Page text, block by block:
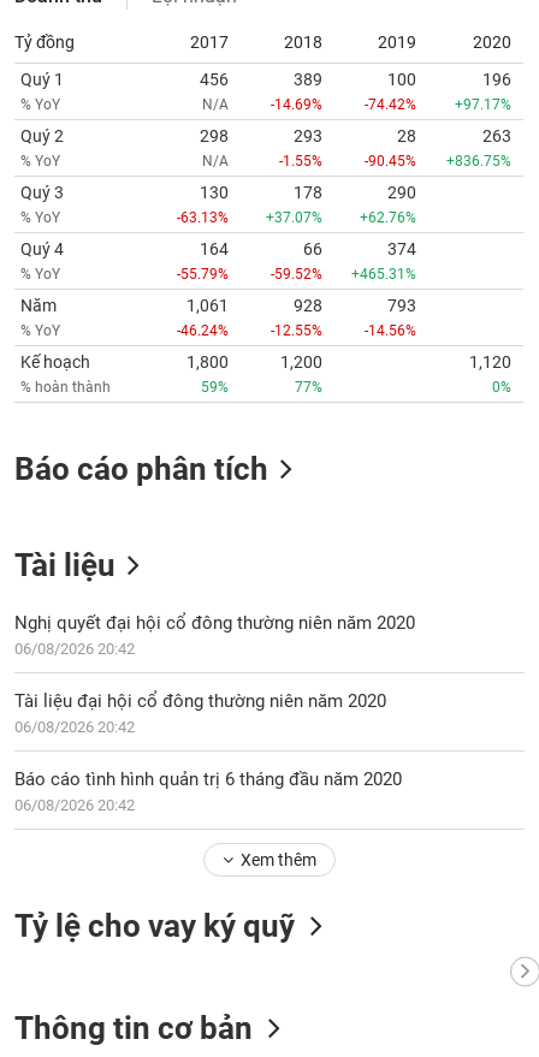
Tỷ đồng 2017 2018 2019
2020
Quý 1
% YoY
456
N/A
389
-14.69%
100
-74.42%
196
+97.17%
Quý 2
% YoY
298
N/A
293
-1.55%
28
-90.45%
263
+836.75%
Quý 3
% YoY
130
-63.13%
178
+37.07%
290
+62.76%
Quý 4
% YoY
164
-55.79%
66
-59.52%
374
+465.31%
Năm
% YoY
1,061
-46.24%
928
-12.55%
793
-14.56%
Kế hoạch
% hoàn thành
1,800
59%
1,200
77%
1,120
0%
Báo cáo phân tích
Tài liệu
Nghị quyết đại hội cổ đông thường niên năm 2020
06/08/2026 20:42
Tài liệu đại hội cổ đông thường niên năm 2020
06/08/2026 20:42
Báo cáo tình hình quản trị 6 tháng đầu năm 2020
06/08/2026 20:42
Xem thêm
Tỷ lệ cho vay ký quỹ
Thông tin cơ bản